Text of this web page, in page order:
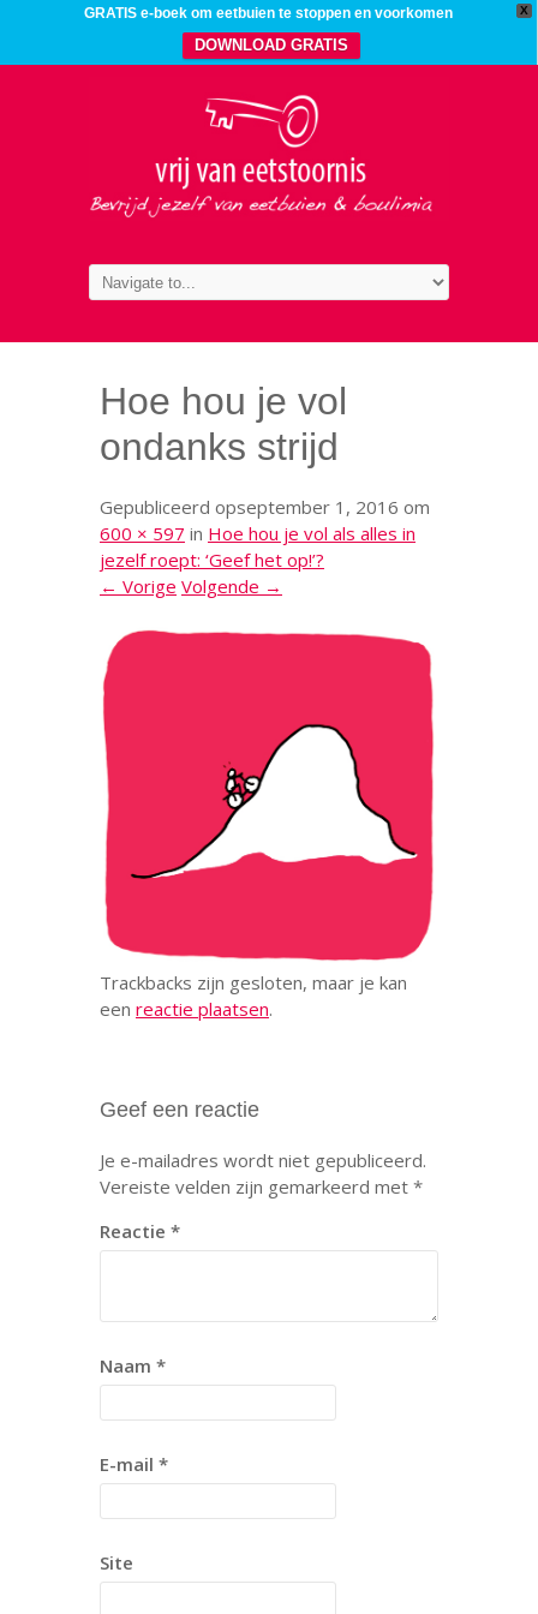
X
GRATIS e-boek om eetbuien te stoppen en voorkomen
DOWNLOAD GRATIS
Hoe hou je vol
ondanks strijd
Gepubliceerd opseptember 1, 2016 om
600 × 597 in Hoe hou je vol als alles in
jezelf roept: ‘Geef het op!’?
← Vorige Volgende →
Trackbacks zijn gesloten, maar je kan
een reactie plaatsen.
Geef een reactie
Je e-mailadres wordt niet gepubliceerd.
Vereiste velden zijn gemarkeerd met *
Reactie *
Naam *
E-mail *
Site